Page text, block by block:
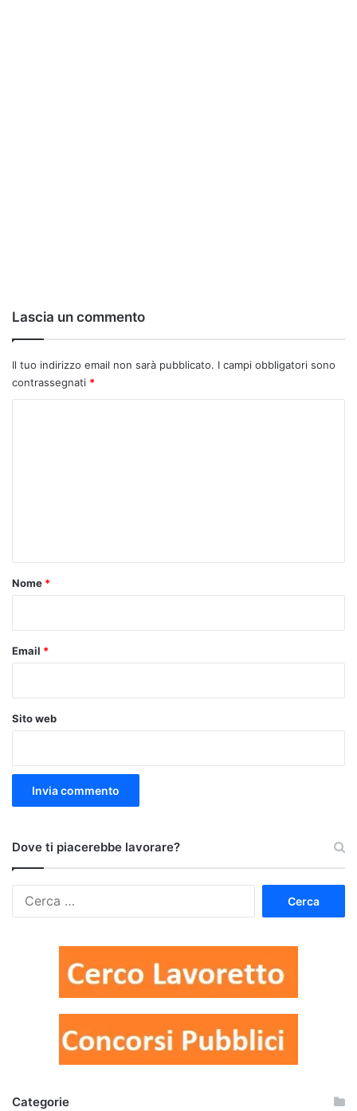
Lascia un commento
Il tuo indirizzo email non sarà pubblicato. I campi obbligatori sono
contrassegnati *
o
Nome *
Email *
Sito web
Dove ti piacerebbe lavorare?
Categorie